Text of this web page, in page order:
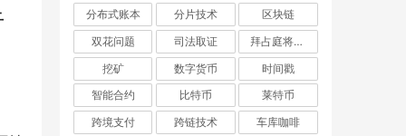
分布式账本
分片技术
区块链
双花问题
司法取证
拜占庭将军问题
挖矿
数字货币
时间戳
智能合约
比特币
莱特币
跨境支付
跨链技术
车库咖啡